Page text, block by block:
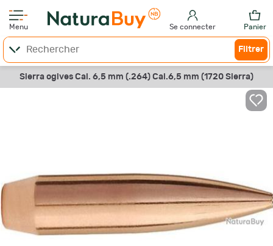
Menu Se connecter Panier
Filtrer
Sierra ogives Cal. 6,5 mm (.264) Cal.6,5 mm (1720 Sierra)